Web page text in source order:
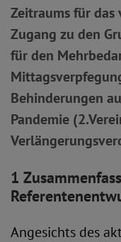
Zeitraums für das
Zugang zu den
für den
Behinderungen
Pandemie
1
Angesichts des